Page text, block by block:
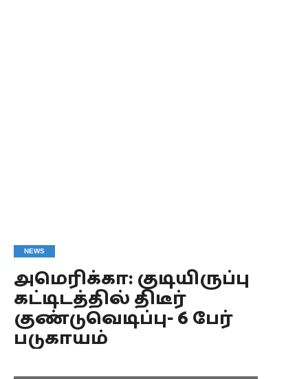
NEWS
அமெரிக்கா: குடியிருப்பு
கட்டிடத்தில் திடீர்
குண்டுவெடிப்பு- 6 பேர்
படுகாயம்